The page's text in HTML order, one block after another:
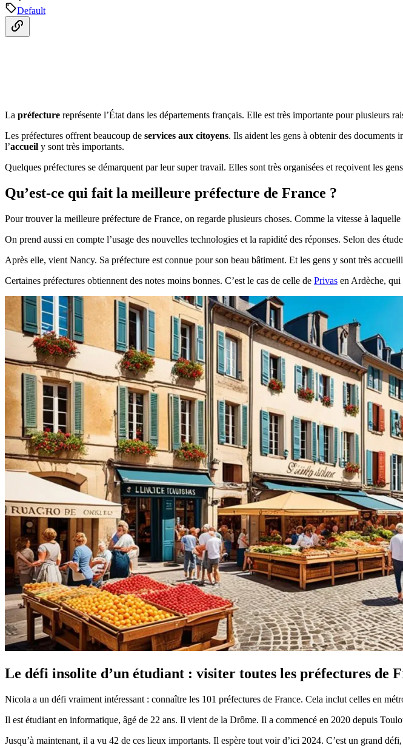
Default
La préfecture représente l’État dans les départements français. Elle est très importante pour plusieurs
Les préfectures offrent beaucoup de services aux citoyens. Ils aident les gens à obtenir des documents
l’accueil y sont très importants.
Quelques préfectures se démarquent par leur super travail. Elles sont très organisées et reçoivent les
Qu’est-ce qui fait la meilleure préfecture de France ?
Pour trouver la meilleure préfecture de France, on regarde plusieurs choses. Comme la vitesse à
On prend aussi en compte l’usage des nouvelles technologies et la rapidité des réponses. Selon des
Après elle, vient Nancy. Sa préfecture est connue pour son beau bâtiment. Et les gens y sont très
Certaines préfectures obtiennent des notes moins bonnes. C’est le cas de celle de Privas en Ardèche, qui
Le défi insolite d’un étudiant : visiter toutes les préfectures de
Nicola a un défi vraiment intéressant : connaître les 101 préfectures de France. Cela inclut celles en
Il est étudiant en informatique, âgé de 22 ans. Il vient de la Drôme. Il a commencé en 2020 depuis
Jusqu’à maintenant, il a vu 42 de ces lieux importants. Il espère tout voir d’ici 2024. C’est un grand